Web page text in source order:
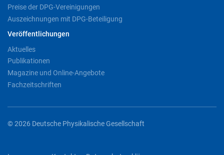
Preise der DPG-Vereinigungen
Auszeichnungen mit DPG-Beteiligung
Veröffentlichungen
Aktuelles
Publikationen
Magazine und Online-Angebote
Fachzeitschriften
© 2026 Deutsche Physikalische Gesellschaft